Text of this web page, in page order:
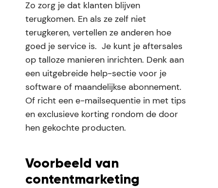
Zo zorg je dat klanten blijven
terugkomen. En als ze zelf niet
terugkeren, vertellen ze anderen hoe
goed je service is. Je kunt je aftersales
op talloze manieren inrichten. Denk aan
een uitgebreide help-sectie voor je
software of maandelijkse abonnement.
Of richt een e-mailsequentie in met tips
en exclusieve korting rondom de door
hen gekochte producten.
Voorbeeld van
contentmarketing